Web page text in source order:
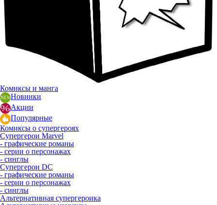
Комиксы и манга
Новинки
Акции
Популярные
Комиксы о супергероях
Супергерои Marvel
- графические романы
- серии о персонажах
- синглы
Супергерои DC
- графические романы
- серии о персонажах
- синглы
Альтернативная супергероика